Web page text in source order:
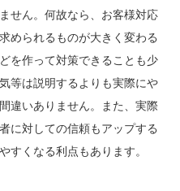
せん。何故なら、お客様対応
められるものが大きく変わる
を作って対策できることも少
等は説明するよりも実際にや
違いありません。また、実際
に対しての信頼もアップする
すくなる利点もあります。